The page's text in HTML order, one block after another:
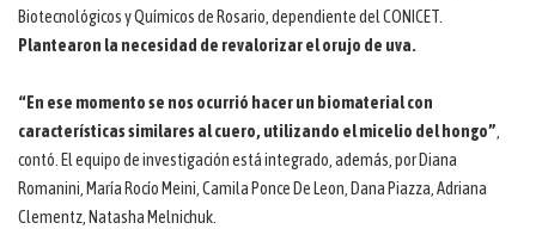
Biotecnológicos y Químicos de Rosario, dependiente del CONICET.
Plantearon la necesidad de revalorizar el orujo de uva.
“En ese momento se nos ocurrió hacer un biomaterial con
características similares al cuero, utilizando el micelio del hongo”
contó. El equipo de investigación está integrado, además, por Diana
Romanini, María Rocío Meini, Camila Ponce De Leon, Dana Piazza, Adriana
Clementz, Natasha Melnichuk.